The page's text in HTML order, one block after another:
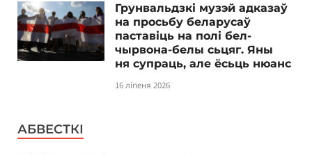
Грунвальдзкі музэй адказаў
на просьбу беларусаў
паставіць на полі бел-
чырвона-белы сьцяг. Яны
ня супраць, але ёсьць нюанс
16 ліпеня 2026
АБВЕСТКІ